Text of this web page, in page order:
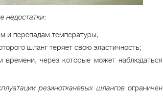
недостатки:
и перепадам температуры;
шланг теряет свою эластичность;
времени, через которые может наблюдаться
резинотканевых шлангов ограничен